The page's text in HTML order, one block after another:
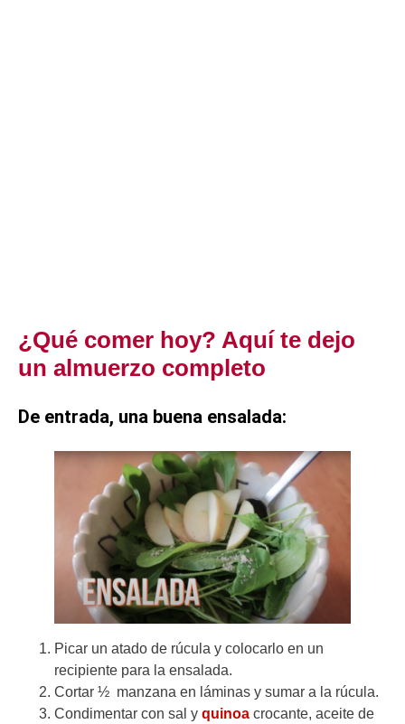
¿Qué comer hoy? Aquí te dejo
un almuerzo completo
De entrada, una buena ensalada:
Picar un atado de rúcula y colocarlo en un
recipiente para la ensalada.
Cortar ½ manzana en láminas y sumar a la rúcula.
Condimentar con sal y quinoa crocante, aceite de